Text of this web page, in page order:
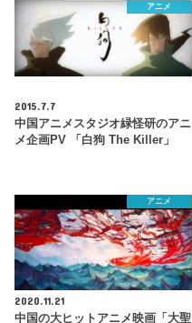
アニメ
2015.7.7
中国アニメスタジオ緑怪研のアニ
メ企画PV 「白狗 The Killer」
アニメ
2020.11.21
中国の大ヒットアニメ映画「大聖